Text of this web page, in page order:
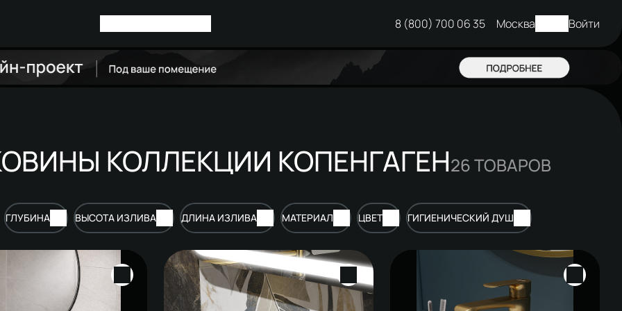
8 (800) 700 06 35 Москва Войти
КОЛЛЕКЦИИ КОПЕНГАГЕН26ТОВАРОВ
ГЛУБИНА ВЫСОТА ИЗЛИВА ДЛИНА ИЗЛИВА МАТЕРИАЛ ЦВЕТ ГИГИЕНИЧЕСКИЙ ДУШ